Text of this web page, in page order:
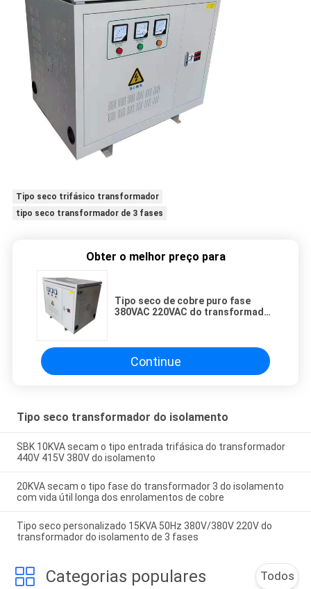
Tipo seco trifásico transformador
tipo seco transformador de 3 fases
Obter o melhor preço para
Tipo seco de cobre puro fase
380VAC 220VAC do transformador
Continue
Tipo seco transformador do isolamento
SBK 10KVA secam o tipo entrada trifásica do transformador
440V 415V 380V do isolamento
20KVA secam o tipo fase do transformador 3 do isolamento
com vida útil longa dos enrolamentos de cobre
Tipo seco personalizado 15KVA 50Hz 380V/380V 220V do
transformador do isolamento de 3 fases
Categorias populares Todos